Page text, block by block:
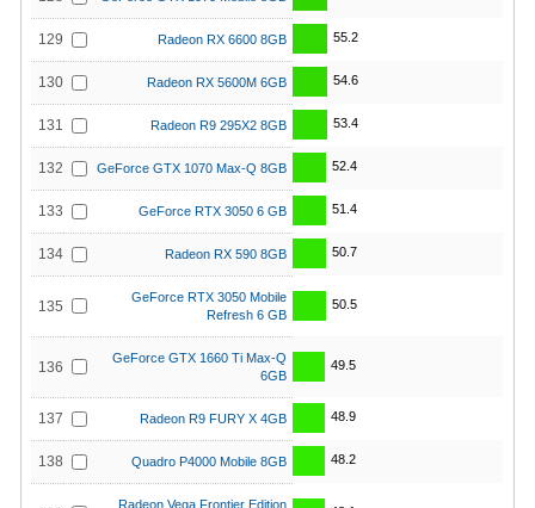
129 Radeon RX 6600 8GB 55.2
130 Radeon RX 5600M 6GB 54.6
131 Radeon R9 295X2 8GB 53.4
132 GeForce GTX 1070 Max-Q 8GB 52.4
133 GeForce RTX 3050 6 GB 51.4
134 Radeon RX 590 8GB 50.7
135
GeForce RTX 3050 Mobile
Refresh 6 GB
50.5
136
GeForce GTX 1660 Ti Max-Q
6GB
49.5
137 Radeon R9 FURY X 4GB 48.9
138 Quadro P4000 Mobile 8GB 48.2
Radeon Vega Frontier Edition